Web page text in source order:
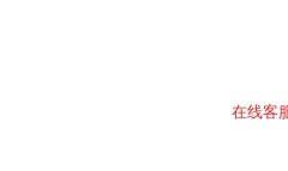
在线客